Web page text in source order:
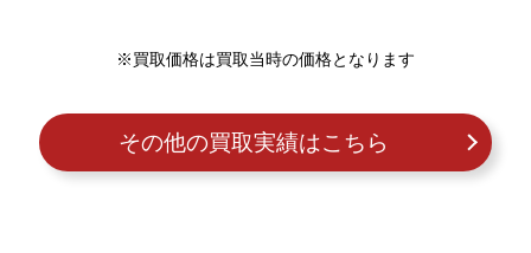
※買取価格は買取当時の価格となります
その他の買取実績はこちら